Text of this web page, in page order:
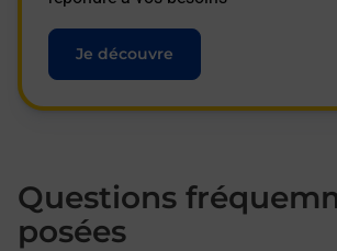
Je découvre
Questions
posées